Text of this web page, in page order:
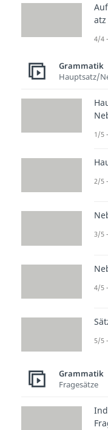
➡️
Ich
3.
atz
4/4
Grammatik
Hauptsatz/
1/5
2/5
3/5
4/5
5/5
Grammatik
Fragesätze